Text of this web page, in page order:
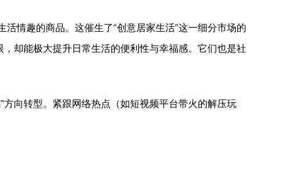
情趣的商品。这催生了“创意居家生活”这一细分市场的
却能极大提升日常生活的便利性与幸福感。它们也是社
向转型。紧跟网络热点（如短视频平台带火的解压玩